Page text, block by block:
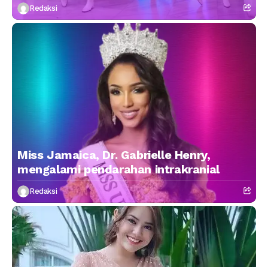
Redaksi
Miss Jamaica, Dr. Gabrielle Henry,
mengalami pendarahan intrakranial
Redaksi